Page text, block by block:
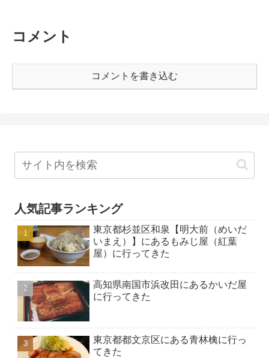
コメント
コメントを書き込む
人気記事ランキング
東京都杉並区和泉【明大前（めいだ
いまえ）】にあるもみじ屋（紅葉
屋）に行ってきた
高知県南国市浜改田にあるかいだ屋
に行ってきた
東京都都文京区にある青林檎に行っ
てきた